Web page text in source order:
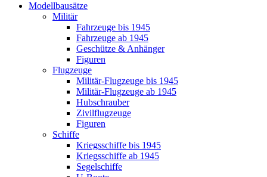
Modellbausätze
Militär
Fahrzeuge bis 1945
Fahrzeuge ab 1945
Geschütze & Anhänger
Figuren
Flugzeuge
Militär-Flugzeuge bis 1945
Militär-Flugzeuge ab 1945
Hubschrauber
Zivilflugzeuge
Figuren
Schiffe
Kriegsschiffe bis 1945
Kriegsschiffe ab 1945
Segelschiffe